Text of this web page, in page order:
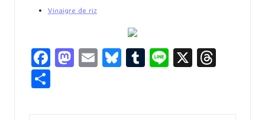
Vinaigre de riz
Fa M E
Bl T
Li X